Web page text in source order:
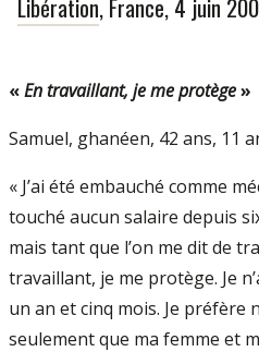
Libération, France, 4 juin
«En travaillant, je me protège»
Samuel, ghanéen, 42 ans, 11
« J’ai été embauché comme
touché aucun salaire depuis
mais tant que l’on me dit de
travaillant, je me protège. Je
un an et cinq mois. Je préfère
seulement que ma femme et